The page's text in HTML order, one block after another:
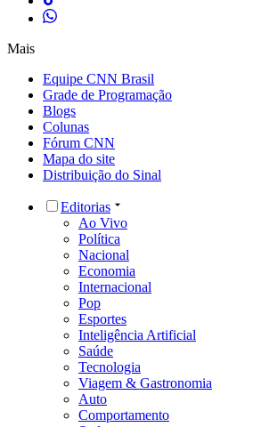
Mais
Equipe CNN Brasil
Grade de Programação
Blogs
Colunas
Fórum CNN
Mapa do site
Distribuição do Sinal
Editorias
Ao Vivo
Política
Nacional
Economia
Internacional
Pop
Esportes
Inteligência Artificial
Saúde
Tecnologia
Viagem & Gastronomia
Auto
Comportamento